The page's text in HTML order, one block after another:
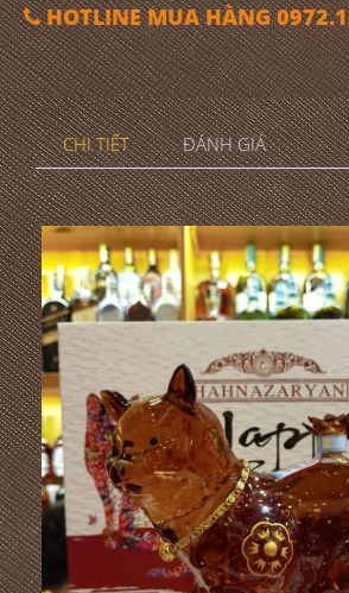
HOTLINE MUA HÀNG
CHI TIẾT ĐÁNH GIÁ